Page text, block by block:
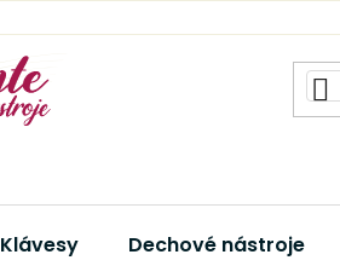
Klávesy Dechové nástroje